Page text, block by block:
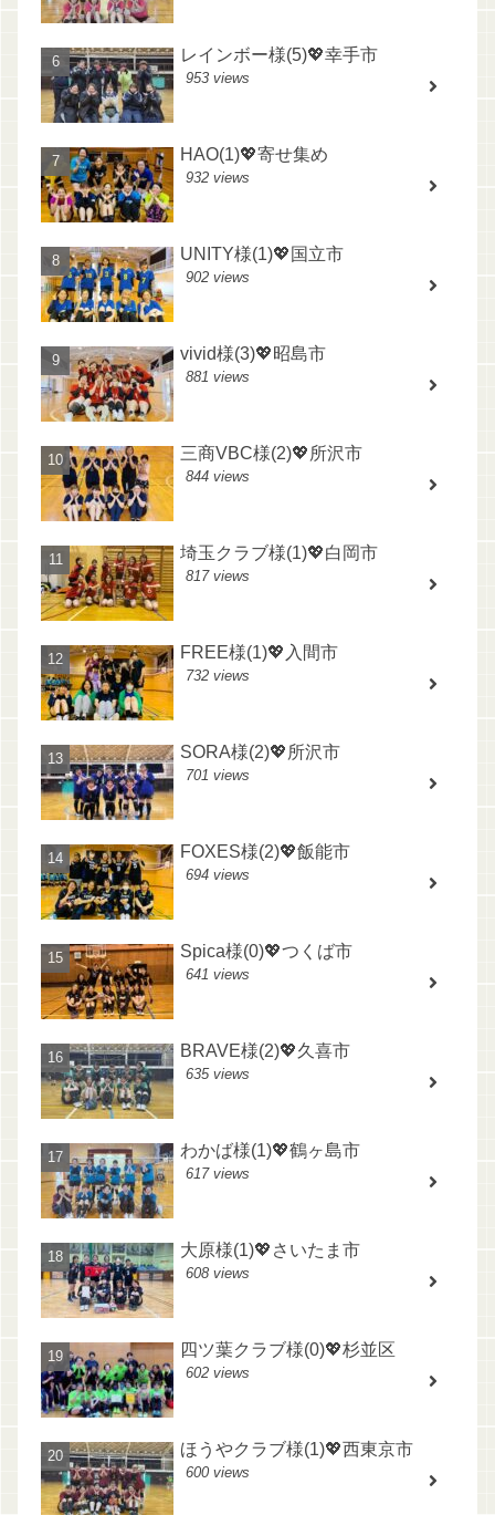
レインボー様(5)💖幸手市
953 views
HAO(1)💖寄せ集め
932 views
UNITY様(1)💖国立市
902 views
vivid様(3)💖昭島市
881 views
三商VBC様(2)💖所沢市
844 views
埼玉クラブ様(1)💖白岡市
817 views
FREE様(1)💖入間市
732 views
SORA様(2)💖所沢市
701 views
FOXES様(2)💖飯能市
694 views
Spica様(0)💖つくば市
641 views
BRAVE様(2)💖久喜市
635 views
わかば様(1)💖鶴ヶ島市
617 views
大原様(1)💖さいたま市
608 views
四ツ葉クラブ様(0)💖杉並区
602 views
ほうやクラブ様(1)💖西東京市
600 views